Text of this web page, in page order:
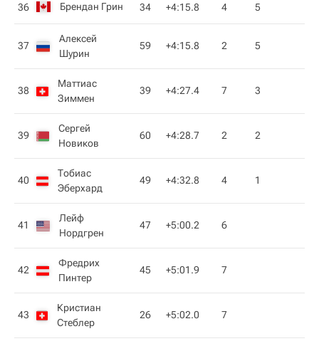
36 Брендан Грин 34 +4:15.8 4 5
37
Алексей
Шурин
59 +4:15.8 2 5
38
Маттиас
Зиммен
39 +4:27.4 7 3
39
Сергей
Новиков
60 +4:28.7 2 2
40
Тобиас
Эберхард
49 +4:32.8 4 1
41
Лейф
Нордгрен
47 +5:00.2 6
42
Фредрих
Пинтер
45 +5:01.9 7
43
Кристиан
Стеблер
26 +5:02.0 7